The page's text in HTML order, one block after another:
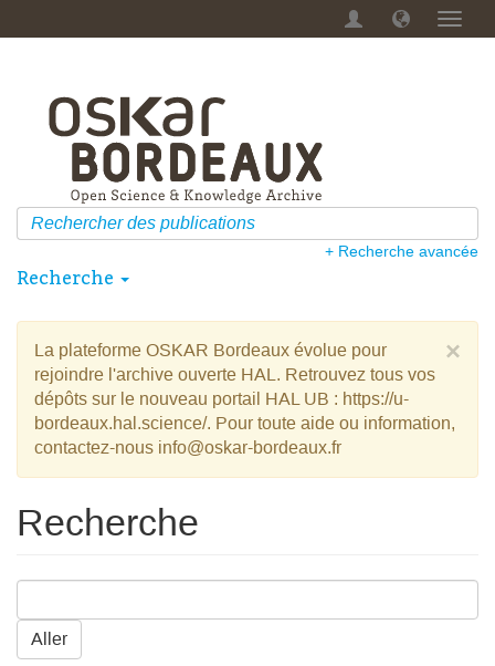
Menu
+ Recherche avancée
Recherche
×
La plateforme OSKAR Bordeaux évolue pour
rejoindre l'archive ouverte HAL. Retrouvez tous vos
dépôts sur le nouveau portail HAL UB : https://u-
bordeaux.hal.science/. Pour toute aide ou information,
contactez-nous info@oskar-bordeaux.fr
Recherche
Aller